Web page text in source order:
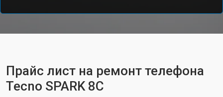
Прайс лист на ремонт телефона
Tecno SPARK 8C